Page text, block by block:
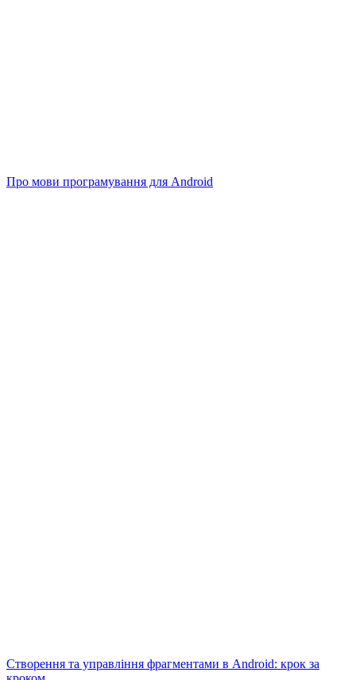
Про мови програмування для Android
Створення та управління фрагментами в Android: крок за